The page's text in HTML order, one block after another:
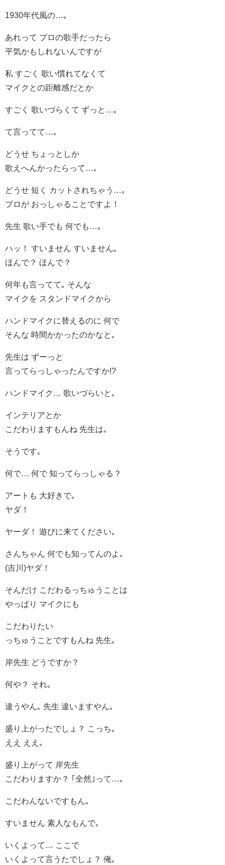
1930年代風の…｡
あれって プロの歌手だったら
平気かもしれないんですが
私 すごく 歌い慣れてなくて
マイクとの距離感だとか
すごく 歌いづらくて ずっと…｡
て言ってて…｡
どうせ ちょっとしか
歌えへんかったらって…｡
どうせ 短く カットされちゃう…｡
プロが おっしゃることですよ！
先生 歌い手でも 何でも…｡
ハッ！ すいません すいません｡
ほんで？ ほんで？
何年も言ってて｡ そんな
マイクを スタンドマイクから
ハンドマイクに替えるのに 何で
そんな 時間かかったのかなと｡
先生は ずーっと
言ってらっしゃったんですか!?
ハンドマイク… 歌いづらいと｡
インテリアとか
こだわりますもんね 先生は｡
そうです｡
何で… 何で 知ってらっしゃる？
アートも 大好きで｡
ヤダ！
ヤーダ！ 遊びに来てください｡
さんちゃん 何でも知ってんのよ｡
(吉川)ヤダ！
そんだけ こだわるっちゅうことは
やっぱり マイクにも
こだわりたい
っちゅうことですもんね 先生｡
岸先生 どうですか？
何や？ それ｡
違うやん｡ 先生 違いますやん｡
盛り上がったでしょ？ こっち｡
ええ ええ｡
盛り上がって 岸先生
こだわりますか？ ｢全然｣って…｡
こだわんないですもん｡
すいません 素人なもんで｡
いくよって… ここで
いくよって言うたでしょ？ 俺｡